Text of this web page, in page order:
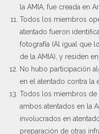
la AMIA, fue creada en
Todos los miembros
atentado fueron
fotografía (Al igual que
de la AMIA), y residen
No hubo participación
en el atentado contra la
Todos los miembros
ambos atentados en la
involucrados en
preparación de otras